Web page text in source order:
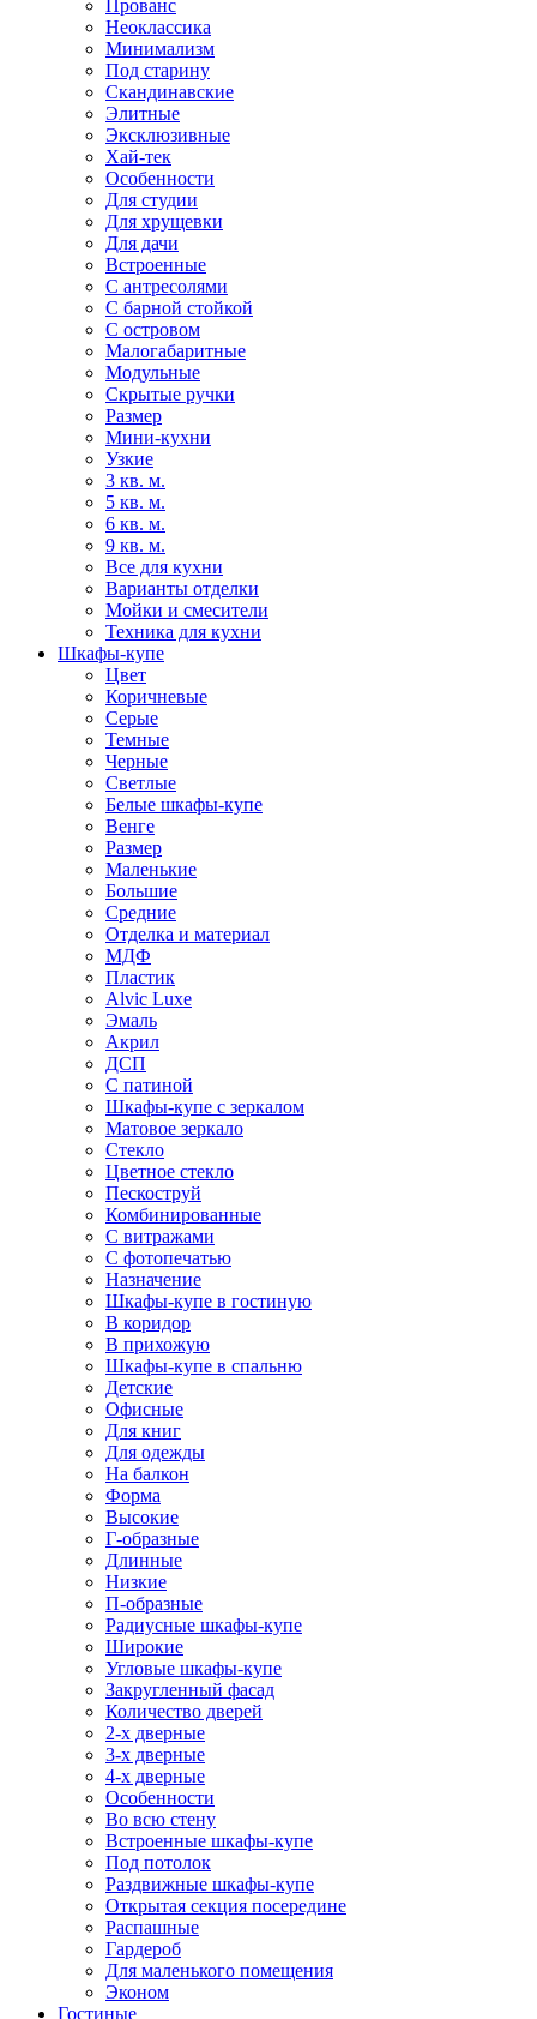
Прованс
Неоклассика
Минимализм
Под старину
Скандинавские
Элитные
Эксклюзивные
Хай-тек
Особенности
Для студии
Для хрущевки
Для дачи
Встроенные
С антресолями
С барной стойкой
С островом
Малогабаритные
Модульные
Скрытые ручки
Размер
Мини-кухни
Узкие
3 кв. м.
5 кв. м.
6 кв. м.
9 кв. м.
Все для кухни
Варианты отделки
Мойки и смесители
Техника для кухни
Шкафы-купе
Цвет
Коричневые
Серые
Темные
Черные
Светлые
Белые шкафы-купе
Венге
Размер
Маленькие
Большие
Средние
Отделка и материал
МДФ
Пластик
Alvic Luxe
Эмаль
Акрил
ДСП
С патиной
Шкафы-купе с зеркалом
Матовое зеркало
Стекло
Цветное стекло
Пескоструй
Комбинированные
С витражами
С фотопечатью
Назначение
Шкафы-купе в гостиную
В коридор
В прихожую
Шкафы-купе в спальню
Детские
Офисные
Для книг
Для одежды
На балкон
Форма
Высокие
Г-образные
Длинные
Низкие
П-образные
Радиусные шкафы-купе
Широкие
Угловые шкафы-купе
Закругленный фасад
Количество дверей
2-х дверные
3-х дверные
4-х дверные
Особенности
Во всю стену
Встроенные шкафы-купе
Под потолок
Раздвижные шкафы-купе
Открытая секция посередине
Распашные
Гардероб
Для маленького помещения
Эконом
Гостиные